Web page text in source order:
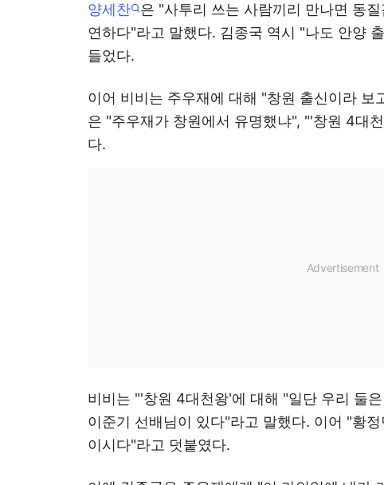
양세찬
은 "사투리 쓰는 사람끼리 만나면 동
연하다"라고 말했다. 김종국 역시 "나도 안양
들었다.
이어 비비는 주우재에 대해 "창원 출신이라 보
은 "주우재가 창원에서 유명했냐", "'창원 4대
다.
비비는 "'창원 4대천왕'에 대해 "일단 우리 둘
이준기 선배님이 있다"라고 말했다. 이어 "황
이시다"라고 덧붙였다.